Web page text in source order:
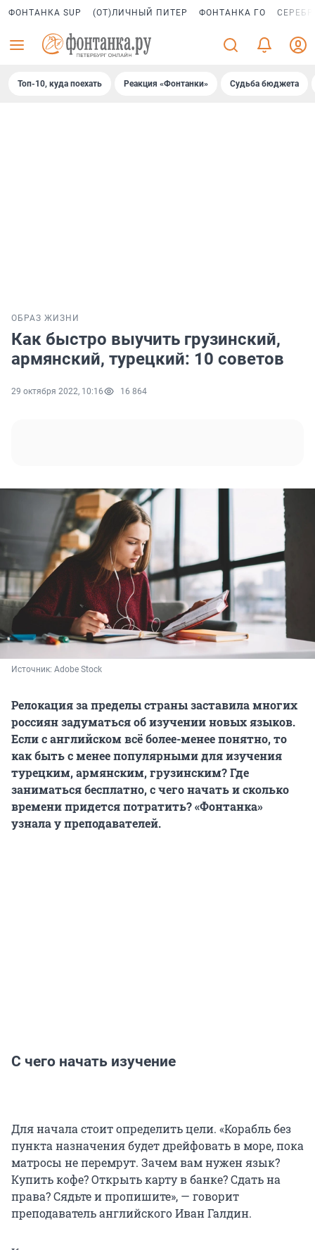
ФОНТАНКА SUP (ОТ)ЛИЧНЫЙ ПИТЕР ФОНТАНКА ГО
Топ-10, куда поехать Реакция «Фонтанки» Судьба бюджета
ОБРАЗ ЖИЗНИ
Как быстро выучить грузинский,
армянский, турецкий: 10 советов
29 октября 2022, 10:16 16 864
Источник: Adobe Stock
Релокация за пределы страны заставила многих
россиян задуматься об изучении новых языков.
Если с английском всё более-менее понятно, то
как быть с менее популярными для изучения
турецким, армянским, грузинским? Где
заниматься бесплатно, с чего начать и сколько
времени придется потратить? «Фонтанка»
узнала у преподавателей.
С чего начать изучение
Для начала стоит определить цели. «Корабль без
пункта назначения будет дрейфовать в море, пока
матросы не перемрут. Зачем вам нужен язык?
Купить кофе? Открыть карту в банке? Сдать на
права? Сядьте и пропишите», — говорит
преподаватель английского Иван Галдин.